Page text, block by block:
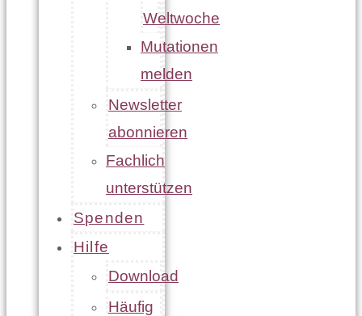
Weltwoche
Mutationen
melden
Newsletter
abonnieren
Fachlich
unterstützen
Spenden
Hilfe
Download
Häufig